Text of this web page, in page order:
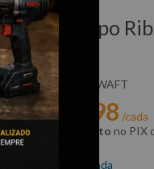
Clique e veja!
Soquete Tipo
- WAFT
:F6425 WAFT
Por:R$ 98 /cada
com5% de desconto no PIX
/cada